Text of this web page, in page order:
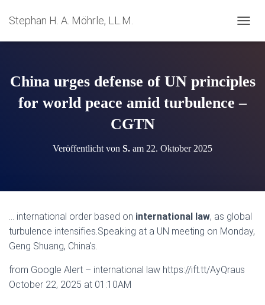
Stephan H. A. Möhrle, LL.M.
A
A
T
E
China urges defense of UN principles
for world peace amid turbulence –
CGTN
Veröffentlicht von S. am 22. Oktober 2025
… international order based on international law, as global
turbulence intensifies.Speaking at a UN meeting on Monday,
Geng Shuang, China's.
from Google Alert – international law https://ift.tt/AyQraus
October 22, 2025 at 01:10AM